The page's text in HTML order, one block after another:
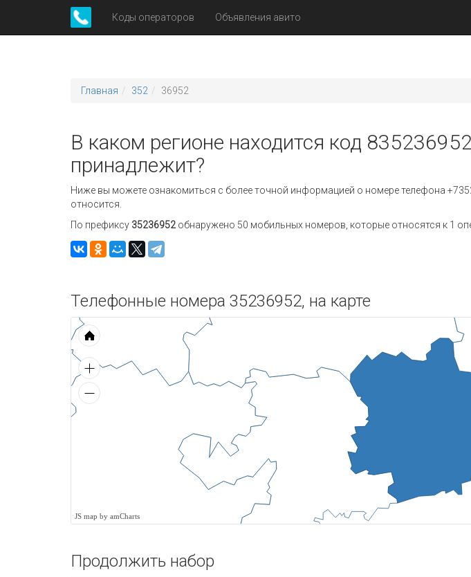
Коды операторов Объявления авито
Главная 352 36952
В каком регионе находится код
принадлежит?
Ниже вы можете ознакомиться с более точной информацией о номере телефона
относится.
По префиксу 35236952 обнаружено 50 мобильных номеров, которые относятся к 1
Телефонные номера 35236952, на карте
JS map by amCharts
Продолжить набор